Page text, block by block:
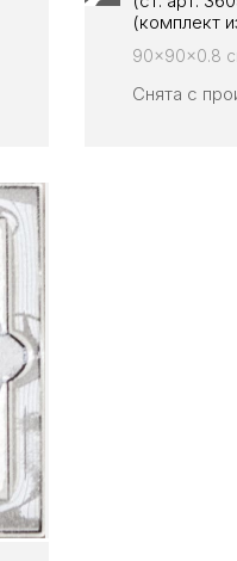
(комплект
90x90x0.8
Снята с